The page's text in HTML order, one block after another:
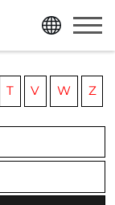
T V W Z